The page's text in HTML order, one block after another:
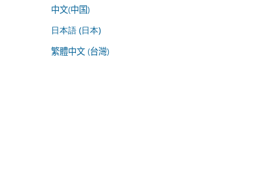
中文(中国)
日本語 (日本)
繁體中文 (台灣)